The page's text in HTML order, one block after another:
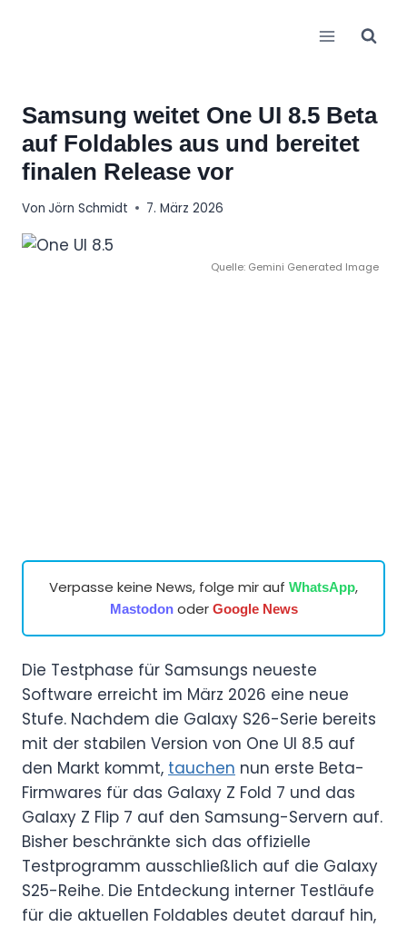
Samsung weitet One UI 8.5 Beta
auf Foldables aus und bereitet
finalen Release vor
Von Jörn Schmidt 7. März 2026
Quelle: Gemini Generated Image
Verpasse keine News, folge mir auf WhatsApp,
Mastodonoder Google News
Die Testphase für Samsungs neueste
Software erreicht im März 2026 eine neue
Stufe. Nachdem die Galaxy S26-Serie bereits
mit der stabilen Version von One UI 8.5 auf
den Markt kommt, tauchen nun erste Beta-
Firmwares für das Galaxy Z Fold 7 und das
Galaxy Z Flip 7 auf den Samsung-Servern auf.
Bisher beschränkte sich das offizielle
Testprogramm ausschließlich auf die Galaxy
S25-Reihe. Die Entdeckung interner Testläufe
für die aktuellen Foldables deutet darauf hin,